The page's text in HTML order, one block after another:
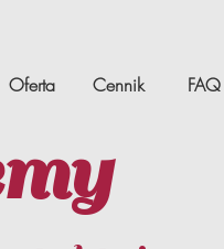
Oferta Cennik FAQ